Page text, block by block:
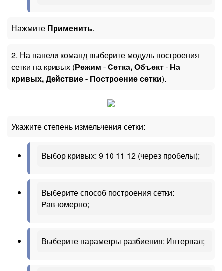
Нажмите Применить.
2. На панели команд выберите модуль построения
сетки на кривых (Режим - Сетка, Объект - На
кривых, Действие - Построение сетки).
Укажите степень измельчения сетки:
Выбор кривых: 9 10 11 12 (через пробелы);
Выберите способ построения сетки:
Равномерно;
Выберите параметры разбиения: Интервал;